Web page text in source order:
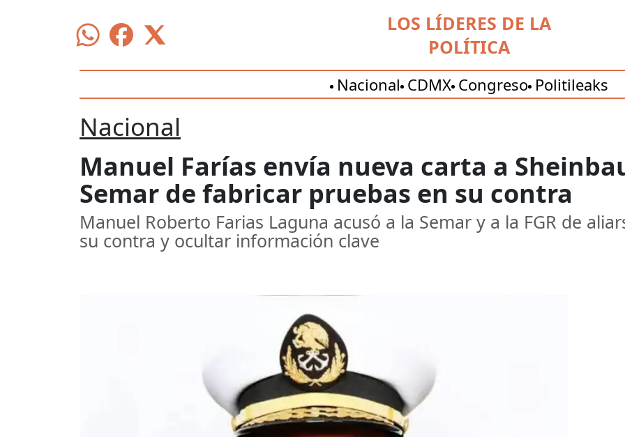
LOS LÍDERES DE LA
POLÍTICA
Nacional CDMX Congreso Politileaks
Nacional
Manuel Farías envía nueva carta a
Semar de fabricar pruebas en su contra
Manuel Roberto Farias Laguna acusó a la Semar y a la FGR de
su contra y ocultar información clave